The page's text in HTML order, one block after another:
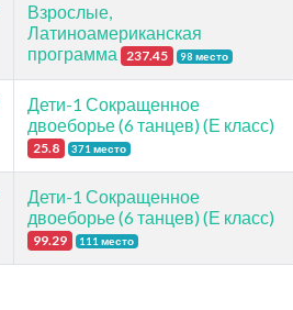
Взрослые,
Латиноамериканская
программа 237.45 98 место
Дети-1 Сокращенное
двоеборье (6 танцев) (Е класс)
25.8 371 место
Дети-1 Сокращенное
двоеборье (6 танцев) (Е класс)
99.29 111 место